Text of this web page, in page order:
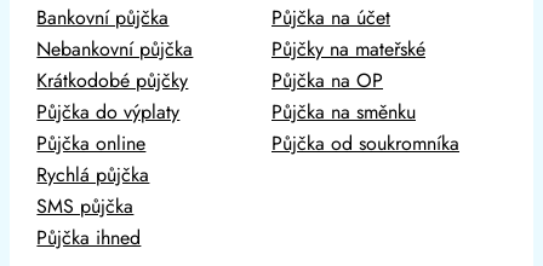
Bankovní půjčka
Nebankovní půjčka
Krátkodobé půjčky
Půjčka do výplaty
Půjčka online
Rychlá půjčka
SMS půjčka
Půjčka ihned
Půjčka na účet
Půjčky na mateřské
Půjčka na OP
Půjčka na směnku
Půjčka od soukromníka